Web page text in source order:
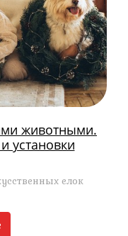
животными.
установки
елок